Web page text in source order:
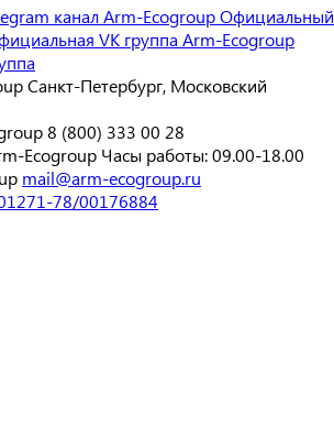
Официальный
Санкт-Петербург, Московский
8 (800) 333 00 28
Часы работы: 09.00-18.00
mail@arm-ecogroup.ru
78/00176884